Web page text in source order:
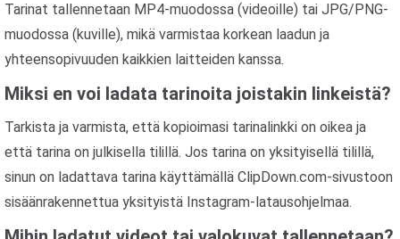
Tarinat tallennetaan MP4-muodossa (videoille) tai JPG/PNG-
muodossa (kuville), mikä varmistaa korkean laadun ja
yhteensopivuuden kaikkien laitteiden kanssa.
Miksi en voi ladata tarinoita joistakin linkeistä?
Tarkista ja varmista, että kopioimasi tarinalinkki on oikea ja
että tarina on julkisella tilillä. Jos tarina on yksityisellä tilillä,
sinun on ladattava tarina käyttämällä ClipDown.com-sivustoon
sisäänrakennettua yksityistä Instagram-latausohjelmaa.